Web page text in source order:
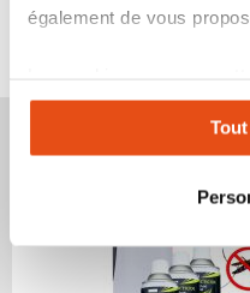
également de vous
expérience
changer votre choix à
tous les cookies peut
VOUS POURRIEZ